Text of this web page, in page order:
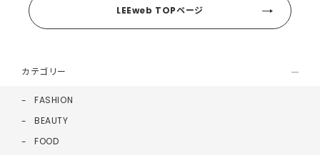
LEEweb TOPページ
カテゴリー
FASHION
BEAUTY
FOOD